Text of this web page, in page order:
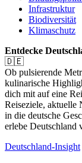
Infrastruktur
Biodiversität
Klimaschutz
Entdecke
🇩🇪
Ob pulsierende
kulinarische
dich mit auf eine
Reiseziele, aktuelle
in die deutsche
erlebe Deutschland
Deutschland-Insight